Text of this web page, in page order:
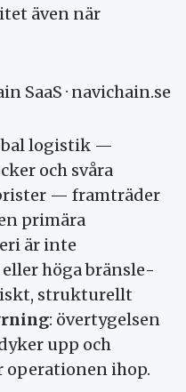
även när
SaaS · navichain.se
logistik —
och svåra
— framträder
primära
är inte
höga bränsle­
strukturellt
: övertygelsen
upp och
operationen ihop.